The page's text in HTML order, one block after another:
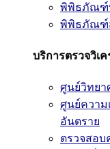
พิพิธภัณฑ์
พิพิธภัณฑ์
บริการตรวจวิเ
ศูนย์วิทยา
ศูนย์ความ
อันตราย
ตรวจสอ